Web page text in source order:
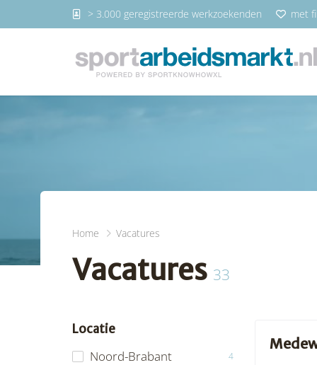
Home Vacatures
Vacatures 33
Locatie
Noord-Brabant 4
> 3.000 geregistreerde werkzoekenden met